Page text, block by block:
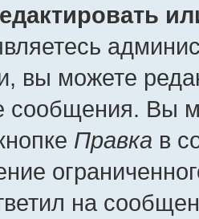
вы можете
сообщения. Вы
Правка в
на